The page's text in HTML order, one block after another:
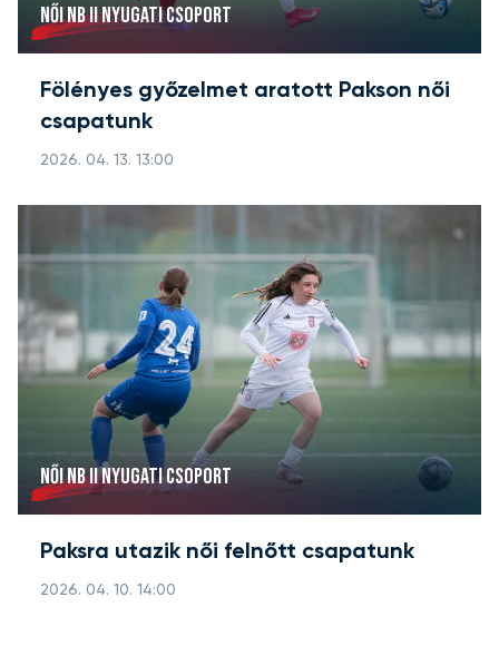
NŐI NB II NYUGATI CSOPORT
Fölényes győzelmet aratott Pakson női
csapatunk
2026. 04. 13. 13:00
NŐI NB II NYUGATI CSOPORT
Paksra utazik női felnőtt csapatunk
2026. 04. 10. 14:00